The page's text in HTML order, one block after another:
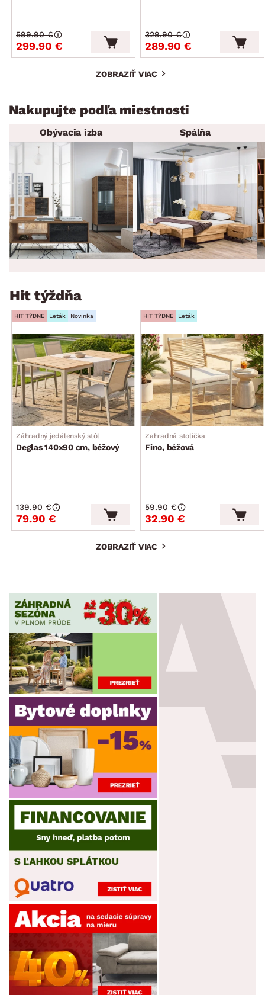
299.90 €
599.90 €
289.90 €
329.90 €
ZOBRAZIŤ VIAC
Nakupujte podľa miestnosti
Obývacia izba Spálňa
Hit týždňa
HIT TÝDNE Leták Novinka
Záhradný jedálenský stôl
Deglas 140x90 cm, béžový
79.90 €
139.90 €
HIT TÝDNE Leták
Zahradná stolička
Fino, béžová
32.90 €
59.90 €
ZOBRAZIŤ VIAC